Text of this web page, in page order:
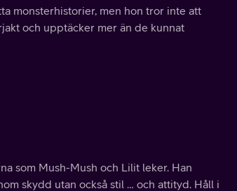
monsterhistorier, men hon tror inte att
och upptäcker mer än de kunnat
som Mush-Mush och Lilit leker. Han
skydd utan också stil … och attityd. Håll i